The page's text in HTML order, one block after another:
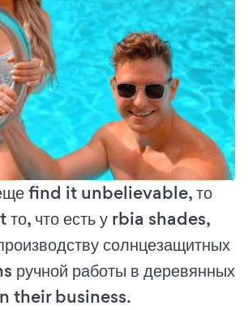
find it unbelievable, то
что есть у rbia shades,
солнцезащитных
ручной работы в деревянных
their business.